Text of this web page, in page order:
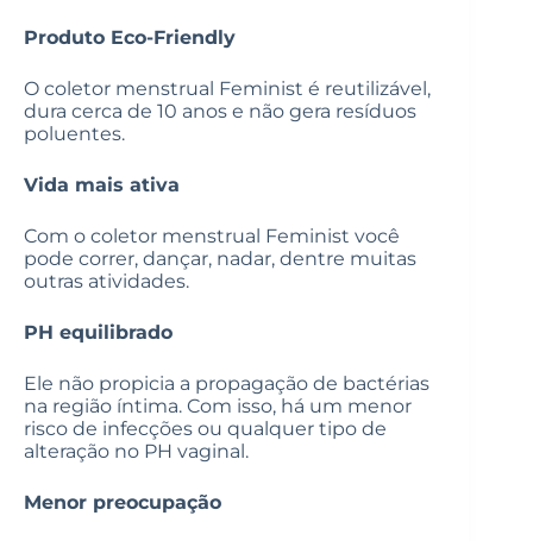
Produto Eco-Friendly
O coletor menstrual Feminist é reutilizável,
dura cerca de 10 anos e não gera resíduos
poluentes.
Vida mais ativa
Com o coletor menstrual Feminist você
pode correr, dançar, nadar, dentre muitas
outras atividades.
PH equilibrado
Ele não propicia a propagação de bactérias
na região íntima. Com isso, há um menor
risco de infecções ou qualquer tipo de
alteração no PH vaginal.
Menor preocupação